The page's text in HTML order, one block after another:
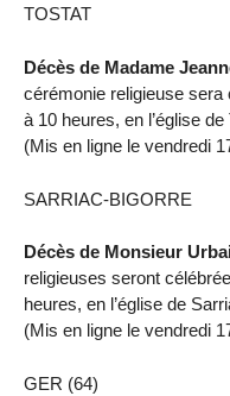
TOSTAT
Décès de Madame
cérémonie religieuse sera
à 10 heures, en l’église de
(Mis en ligne le vendredi
SARRIAC-BIGORRE
Décès de Monsieur
religieuses seront
heures, en l’église de
(Mis en ligne le vendredi
GER (64)